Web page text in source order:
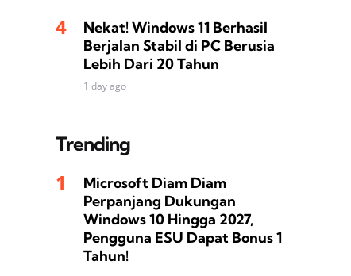
Nekat! Windows 11 Berhasil
Berjalan Stabil di PC Berusia
Lebih Dari 20 Tahun
1 day ago
Trending
Microsoft Diam Diam
Perpanjang Dukungan
Windows 10 Hingga 2027,
Pengguna ESU Dapat Bonus 1
Tahun!